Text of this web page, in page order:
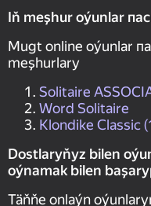
Iň meşhur oýunlar
Mugt online oýunlar
meşhurlary
Solitaire
Word Solitaire
Klondike Classic
Dostlaryňyz bilen
oýnamak bilen
Täňňe onlaýn